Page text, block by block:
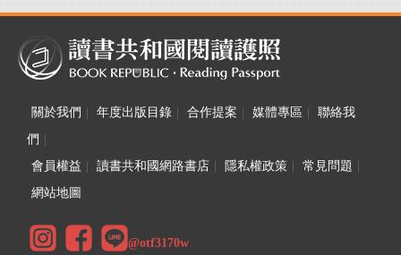
關於我們 年度出版目錄 合作提案 媒體專區
聯絡我
們
會員權益
讀書共和國網路書店 隱私權政策 常見問題
網站地圖
@otf3170w